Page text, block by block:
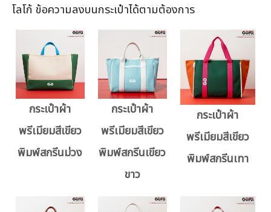
โลโก้ ข้อความลงบนกระเป๋าได้ตามต้องการ
กระเป๋าผ้า
พรีเมียมสีเขียว
พิมพ์สกรีนม่วง
กระเป๋าผ้า
พรีเมียมสีเขียว
พิมพ์สกรีนเขียว
ขาว
กระเป๋าผ้า
พรีเมียมสีเขียว
พิมพ์สกรีนเทา